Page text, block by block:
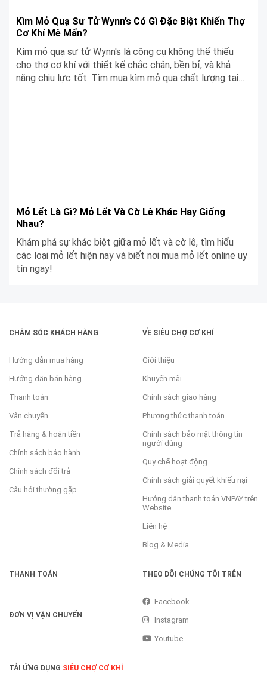
Kìm Mỏ Quạ Sư Tử Wynn’s Có Gì Đặc Biệt Khiến Thợ
Cơ Khí Mê Mẩn?
Kìm mỏ quạ sư tử Wynn's là công cụ không thể thiếu
cho thợ cơ khí với thiết kế chắc chắn, bền bỉ, và khả
năng chịu lực tốt. Tìm mua kìm mỏ quạ chất lượng tại
Mỏ Lết Là Gì? Mỏ Lết Và Cờ Lê Khác Hay Giống
Nhau?
Khám phá sự khác biệt giữa mỏ lết và cờ lê, tìm hiểu
các loại mỏ lết hiện nay và biết nơi mua mỏ lết online uy
tín ngay!
CHĂM SÓC KHÁCH HÀNG
Hướng dẫn mua hàng
Hướng dẫn bán hàng
Thanh toán
Vận chuyển
Trả hàng & hoàn tiền
Chính sách bảo hành
Chính sách đổi trả
Câu hỏi thường gặp
VỀ SIÊU CHỢ CƠ KHÍ
Giới thiệu
Khuyến mãi
Chính sách giao hàng
Phương thức thanh toán
Chính sách bảo mật thông tin
người dùng
Quy chế hoạt động
Chính sách giải quyết khiếu nại
Hướng dẫn thanh toán VNPAY trên
Website
Liên hệ
Blog & Media
THANH TOÁN
ĐƠN VỊ VẬN CHUYỂN
THEO DÕI CHÚNG TÔI TRÊN
Facebook
Instagram
Youtube
TẢI ỨNG DỤNG SIÊU CHỢ CƠ KHÍ